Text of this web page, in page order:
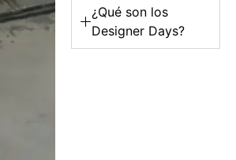
¿Qué son los
Designer Days?